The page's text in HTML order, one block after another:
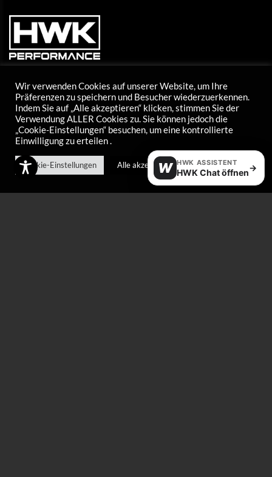
Tel: +43 5373 424 20
E-mail: info@hwk-skiwax.com
Mon - Thu
08:00 - 12:00
Wir verwenden Cookies auf unserer Website, um Ihre
Präferenzen zu speichern und Besucher wiederzuerkennen.
Indem Sie auf „Alle akzeptieren“ klicken, stimmen Sie der
Verwendung ALLER Cookies zu. Sie können jedoch die
„Cookie-Einstellungen“ besuchen, um eine kontrollierte
Einwilligung zu erteilen .
Cookie-Einstellungen Alle akzeptieren
W HWK ASSISTENT
HWK Chat öffnen→